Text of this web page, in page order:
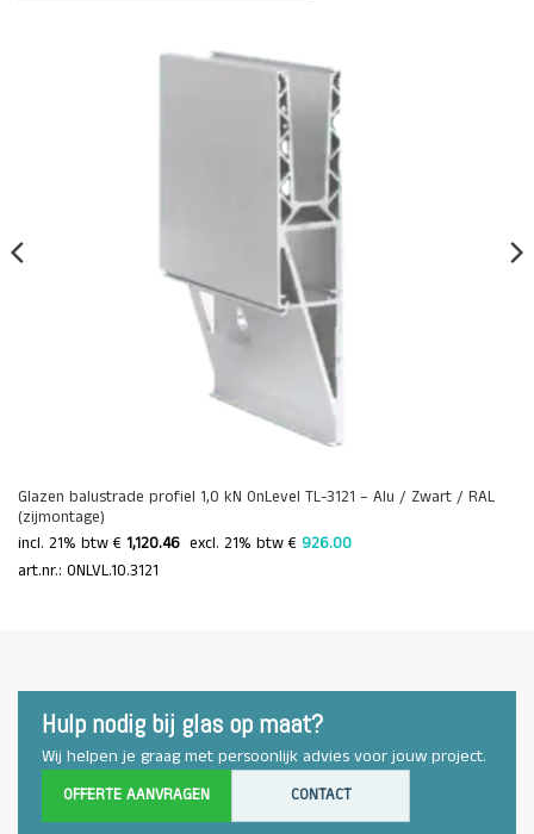
Glazen balustrade profiel 1,0 kN OnLevel TL-3121 – Alu / Zwart / RAL
(zijmontage)
incl. 21% btw € 1,120.46 excl. 21% btw € 926.00
art.nr.: ONLVL.10.3121
Hulp nodig bij glas op maat?
Wij helpen je graag met persoonlijk advies voor jouw project.
OFFERTE AANVRAGEN CONTACT